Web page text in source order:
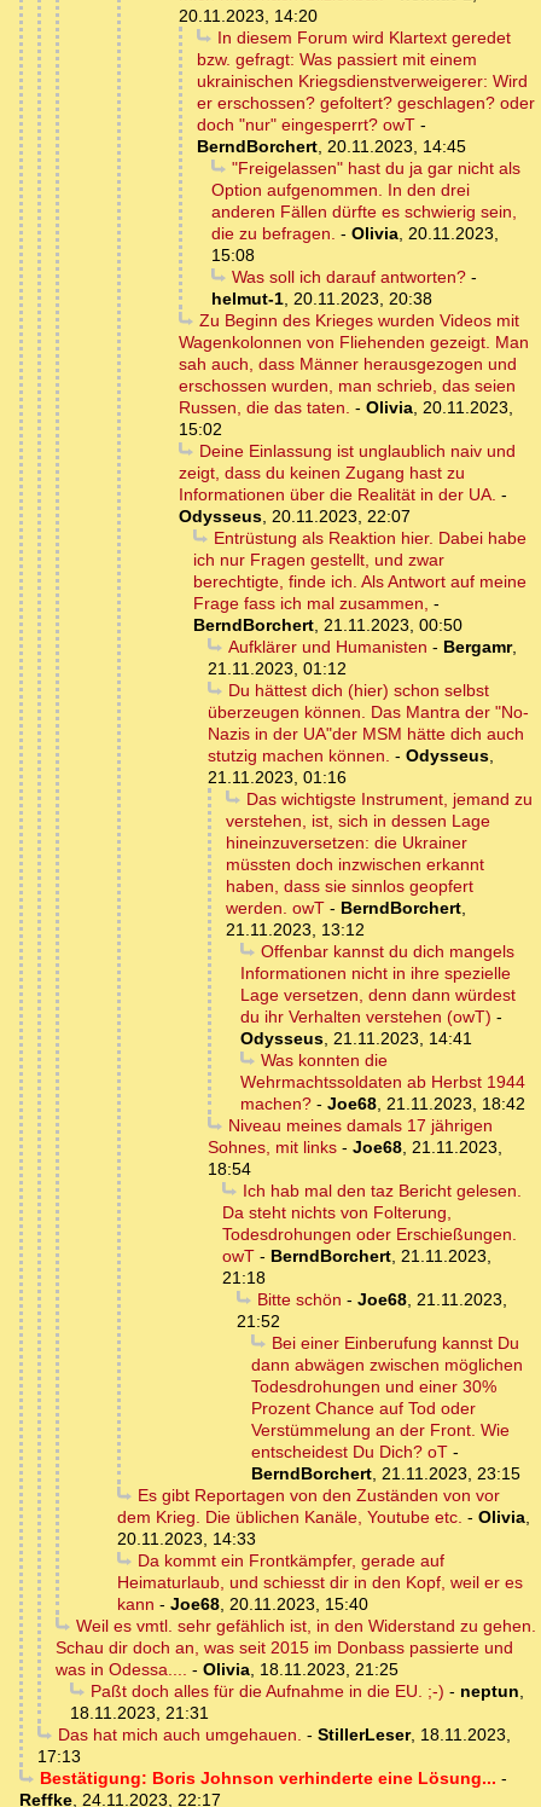
20.11.2023, 14:20
In diesem Forum wird Klartext geredet
bzw. gefragt: Was passiert mit einem
ukrainischen Kriegsdienstverweigerer: Wird
er erschossen? gefoltert? geschlagen? oder
doch "nur" eingesperrt? owT -
BerndBorchert, 20.11.2023, 14:45
"Freigelassen" hast du ja gar nicht als
Option aufgenommen. In den drei
anderen Fällen dürfte es schwierig sein,
die zu befragen. - Olivia, 20.11.2023,
15:08
Was soll ich darauf antworten?-
helmut-1, 20.11.2023, 20:38
Zu Beginn des Krieges wurden Videos mit
Wagenkolonnen von Fliehenden gezeigt. Man
sah auch, dass Männer herausgezogen und
erschossen wurden, man schrieb, das seien
Russen, die das taten. - Olivia, 20.11.2023,
15:02
Deine Einlassung ist unglaublich naiv und
zeigt, dass du keinen Zugang hast zu
Informationen über die Realität in der UA. -
Odysseus, 20.11.2023, 22:07
Entrüstung als Reaktion hier. Dabei habe
ich nur Fragen gestellt, und zwar
berechtigte, finde ich. Als Antwort auf meine
Frage fass ich mal zusammen, -
BerndBorchert, 21.11.2023, 00:50
Aufklärer und Humanisten - Bergamr,
21.11.2023, 01:12
Du hättest dich (hier) schon selbst
überzeugen können. Das Mantra der "No-
Nazis in der UA"der MSM hätte dich auch
stutzig machen können. - Odysseus,
21.11.2023, 01:16
Das wichtigste Instrument, jemand zu
verstehen, ist, sich in dessen Lage
hineinzuversetzen: die Ukrainer
müssten doch inzwischen erkannt
haben, dass sie sinnlos geopfert
werden. owT - BerndBorchert,
21.11.2023, 13:12
Offenbar kannst du dich mangels
Informationen nicht in ihre spezielle
Lage versetzen, denn dann würdest
du ihr Verhalten verstehen (owT) -
Odysseus, 21.11.2023, 14:41
Was konnten die
Wehrmachtssoldaten ab Herbst 1944
machen? - Joe68, 21.11.2023, 18:42
Niveau meines damals 17 jährigen
Sohnes, mit links - Joe68, 21.11.2023,
18:54
Ich hab mal den taz Bericht gelesen.
Da steht nichts von Folterung,
Todesdrohungen oder Erschießungen.
owT - BerndBorchert, 21.11.2023,
21:18
Bitte schön - Joe68, 21.11.2023,
21:52
Bei einer Einberufung kannst Du
dann abwägen zwischen möglichen
Todesdrohungen und einer 30%
Prozent Chance auf Tod oder
Verstümmelung an der Front. Wie
entscheidest Du Dich? oT -
BerndBorchert, 21.11.2023, 23:15
Es gibt Reportagen von den Zuständen von vor
dem Krieg. Die üblichen Kanäle, Youtube etc. - Olivia,
20.11.2023, 14:33
Da kommt ein Frontkämpfer, gerade auf
Heimaturlaub, und schiesst dir in den Kopf, weil er es
kann - Joe68, 20.11.2023, 15:40
Weil es vmtl. sehr gefählich ist, in den Widerstand zu gehen.
Schau dir doch an, was seit 2015 im Donbass passierte und
was in Odessa.... - Olivia, 18.11.2023, 21:25
Paßt doch alles für die Aufnahme in die EU. ;-) - neptun,
18.11.2023, 21:31
Das hat mich auch umgehauen. - StillerLeser, 18.11.2023,
17:13
Bestätigung: Boris Johnson verhinderte eine Lösung... -
Reffke, 24.11.2023, 22:17